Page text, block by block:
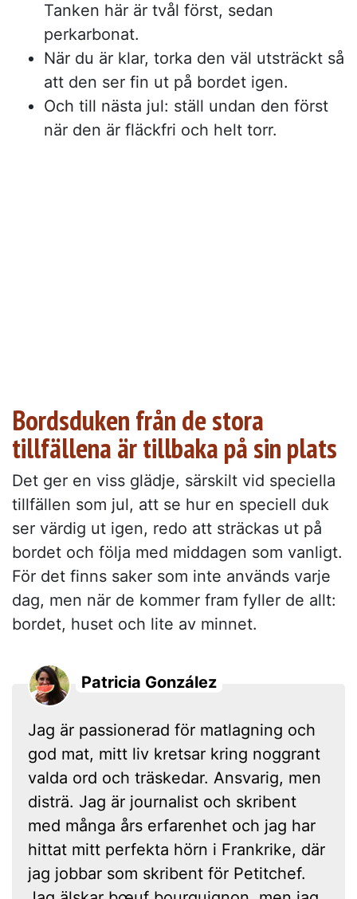
Tanken här är tvål först, sedan
perkarbonat.
När du är klar, torka den väl utsträckt så
att den ser fin ut på bordet igen.
Och till nästa jul: ställ undan den först
när den är fläckfri och helt torr.
Bordsduken från de stora
tillfällena är tillbaka på sin plats
Det ger en viss glädje, särskilt vid speciella
tillfällen som jul, att se hur en speciell duk
ser värdig ut igen, redo att sträckas ut på
bordet och följa med middagen som vanligt.
För det finns saker som inte används varje
dag, men när de kommer fram fyller de allt:
bordet, huset och lite av minnet.
Patricia González
Jag är passionerad för matlagning och
god mat, mitt liv kretsar kring noggrant
valda ord och träskedar. Ansvarig, men
disträ. Jag är journalist och skribent
med många års erfarenhet och jag har
hittat mitt perfekta hörn i Frankrike, där
jag jobbar som skribent för Petitchef.